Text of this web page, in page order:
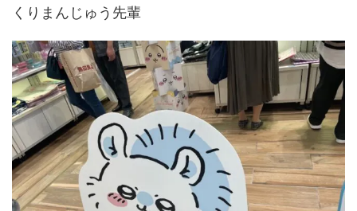
くりまんじゅう先輩